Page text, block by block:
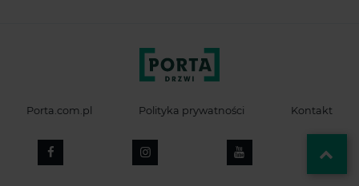
Porta.com.pl Polityka prywatności Kontakt